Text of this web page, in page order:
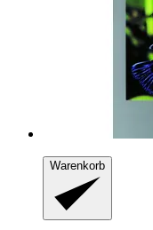
Warenkorb